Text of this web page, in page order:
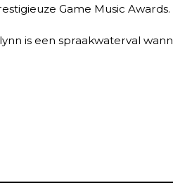
Game Music Awards.
is een spraakwaterval